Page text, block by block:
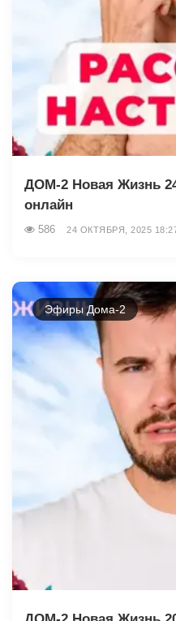
ДОМ-2 Новая Жизнь
онлайн
586 24 ОКТЯБРЯ, 2025
Эфиры Дома-2